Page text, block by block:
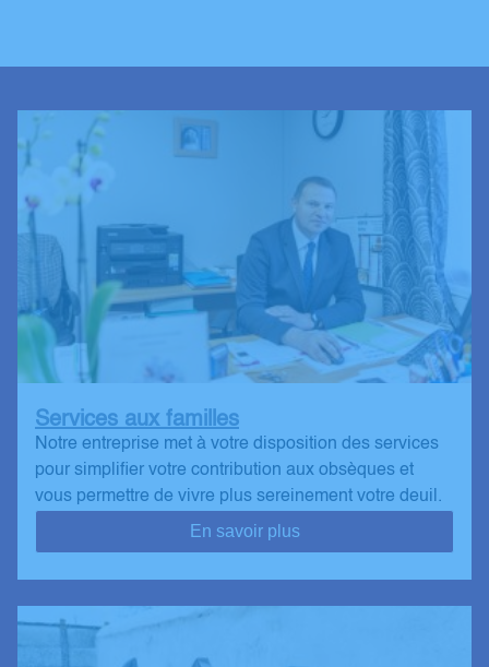
Services aux familles
Notre entreprise met à votre disposition des services
pour simplifier votre contribution aux obsèques et
vous permettre de vivre plus sereinement votre deuil.
En savoir plus